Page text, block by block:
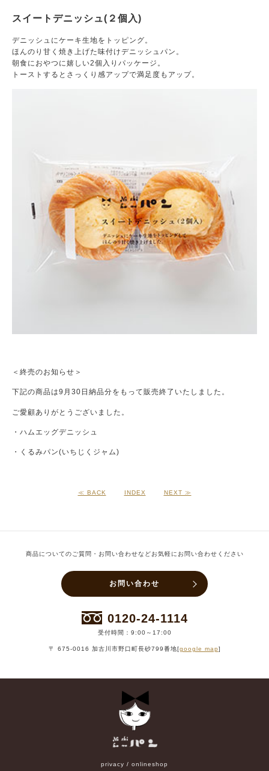
スイートデニッシュ(２個入)
デニッシュにケーキ生地をトッピング。
ほんのり甘く焼き上げた味付けデニッシュパン。
朝食におやつに嬉しい2個入りパッケージ。
トーストするとさっくり感アップで満足度もアップ。
＜終売のお知らせ＞
下記の商品は9月30日納品分をもって販売終了いたしました。
ご愛顧ありがとうございました。
・ハムエッグデニッシュ
・くるみパン(いちじくジャム)
≪ BACK INDEX NEXT ≫
商品についてのご質問・お問い合わせなどお気軽にお問い合わせください
お問い合わせ
0120-24-1114
受付時間：9:00～17:00
〒 675-0016 加古川市野口町長砂799番地[google map]
privacy / onlineshop